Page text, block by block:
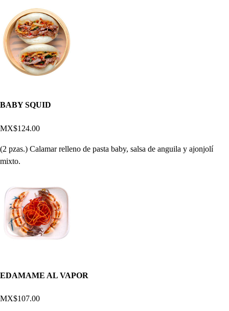
BABY SQUID
MX$124.00
(2 pzas.) Calamar relleno de pasta baby, salsa de anguila y ajonjolí
mixto.
EDAMAME AL VAPOR
MX$107.00